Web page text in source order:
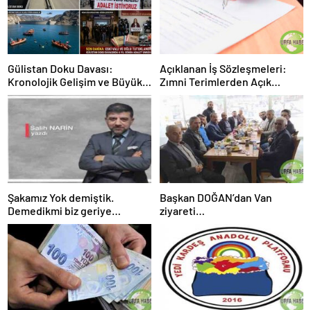
Gülistan Doku Davası:
Kronolojik Gelişim ve Büyük
Kırılma
Açıklanan İş Sözleşmeleri:
Zımni Terimlerden Açık
Anlaşmalara
Şakamız Yok demiştik.
Demedikmi biz geriye
dönersek
Başkan DOĞAN’dan Van
ziyareti…